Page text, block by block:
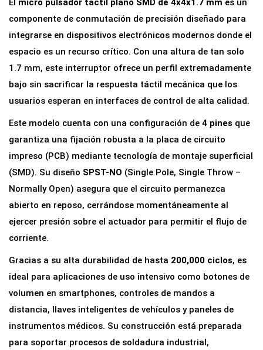
s
a
d
o
r
T
o
S
M
D
4
x
El micro pulsador táctil plano SMD de 4x4x1.7 mm es un
componente de conmutación de precisión diseñado para
integrarse en dispositivos electrónicos modernos donde el
espacio es un recurso crítico. Con una altura de tan solo
1.7 mm, este interruptor ofrece un perfil extremadamente
bajo sin sacrificar la respuesta táctil mecánica que los
usuarios esperan en interfaces de control de alta calidad.
Este modelo cuenta con una configuración de 4 pines que
garantiza una fijación robusta a la placa de circuito
impreso (PCB) mediante tecnología de montaje superficial
(SMD). Su diseño SPST-NO (Single Pole, Single Throw –
Normally Open) asegura que el circuito permanezca
abierto en reposo, cerrándose momentáneamente al
ejercer presión sobre el actuador para permitir el flujo de
corriente.
Gracias a su alta durabilidad de hasta 200,000 ciclos, es
ideal para aplicaciones de uso intensivo como botones de
volumen en smartphones, controles de mandos a
distancia, llaves inteligentes de vehículos y paneles de
instrumentos médicos. Su construcción está preparada
para soportar procesos de soldadura industrial,